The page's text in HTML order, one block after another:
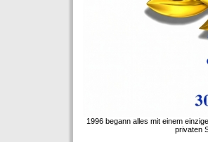
1996 begann alles mit einem
privaten